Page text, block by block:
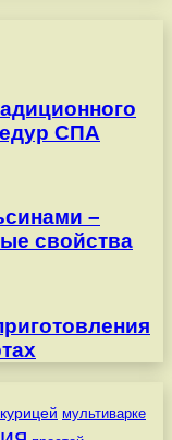
СПА
–
свойства
курицей мультиварке